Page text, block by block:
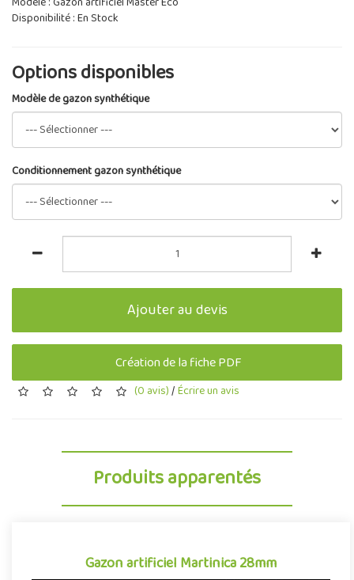
Disponibilité : En Stock
Options disponibles
Modèle de gazon synthétique
Conditionnement gazon synthétique
Ajouter au devis
Création de la fiche PDF
(0 avis)/Écrire un avis
Produits apparentés
Gazon artificiel Martinica 28mm